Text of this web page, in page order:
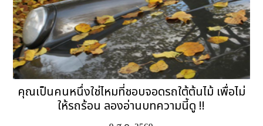
คุณเป็นคนหนึ่งใช่ไหมที่ชอบจอดรถใต้ต้นไม้ เพื่อไม่
ให้รถร้อน ลองอ่านบทความนี้ดู !!